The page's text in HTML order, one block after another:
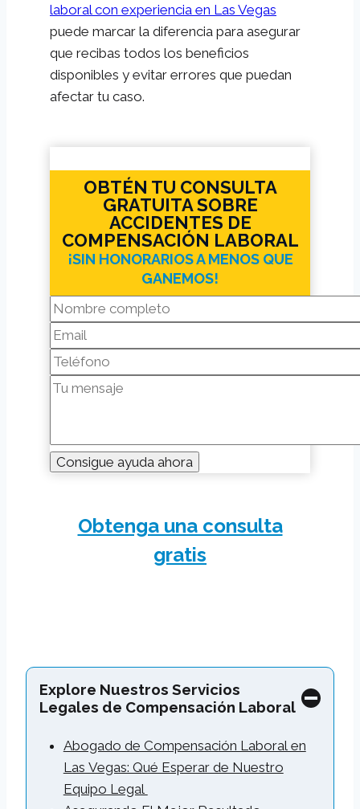
laboral con experiencia en Las Vegas
puede marcar la diferencia para asegurar
que recibas todos los beneficios
disponibles y evitar errores que puedan
afectar tu caso.
OBTÉN TU CONSULTA
GRATUITA SOBRE
ACCIDENTES DE
COMPENSACIÓN LABORAL
¡SIN HONORARIOS A MENOS QUE
GANEMOS!
Obtenga una consulta
gratis
Explore Nuestros Servicios
Legales de Compensación Laboral
Abogado de Compensación Laboral en
Las Vegas: Qué Esperar de Nuestro
Equipo Legal